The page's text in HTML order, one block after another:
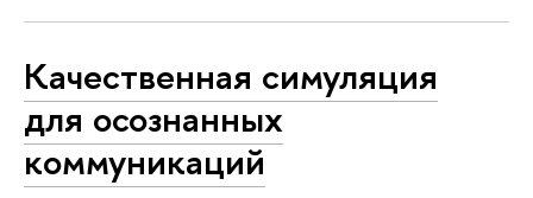
Качественная симуляция
для осознанных
коммуникаций